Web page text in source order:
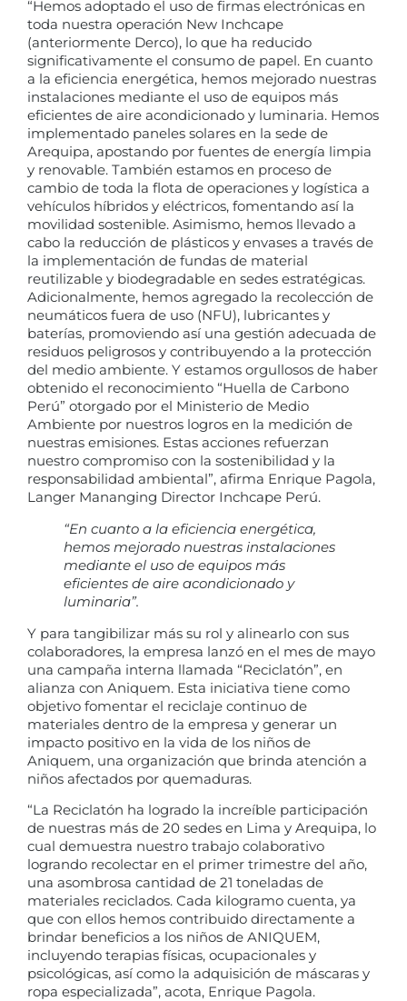
“Hemos adoptado el uso de firmas electrónicas en
toda nuestra operación New Inchcape
(anteriormente Derco), lo que ha reducido
significativamente el consumo de papel. En cuanto
a la eficiencia energética, hemos mejorado nuestras
instalaciones mediante el uso de equipos más
eficientes de aire acondicionado y luminaria. Hemos
implementado paneles solares en la sede de
Arequipa, apostando por fuentes de energía limpia
y renovable. También estamos en proceso de
cambio de toda la flota de operaciones y logística a
vehículos híbridos y eléctricos, fomentando así la
movilidad sostenible. Asimismo, hemos llevado a
cabo la reducción de plásticos y envases a través de
la implementación de fundas de material
reutilizable y biodegradable en sedes estratégicas.
Adicionalmente, hemos agregado la recolección de
neumáticos fuera de uso (NFU), lubricantes y
baterías, promoviendo así una gestión adecuada de
residuos peligrosos y contribuyendo a la protección
del medio ambiente. Y estamos orgullosos de haber
obtenido el reconocimiento “Huella de Carbono
Perú” otorgado por el Ministerio de Medio
Ambiente por nuestros logros en la medición de
nuestras emisiones. Estas acciones refuerzan
nuestro compromiso con la sostenibilidad y la
responsabilidad ambiental”, afirma Enrique Pagola,
Langer Mananging Director Inchcape Perú.
“En cuanto a la eficiencia energética,
hemos mejorado nuestras instalaciones
mediante el uso de equipos más
eficientes de aire acondicionado y
luminaria”.
Y para tangibilizar más su rol y alinearlo con sus
colaboradores, la empresa lanzó en el mes de mayo
una campaña interna llamada “Reciclatón”, en
alianza con Aniquem. Esta iniciativa tiene como
objetivo fomentar el reciclaje continuo de
materiales dentro de la empresa y generar un
impacto positivo en la vida de los niños de
Aniquem, una organización que brinda atención a
niños afectados por quemaduras.
“La Reciclatón ha logrado la increíble participación
de nuestras más de 20 sedes en Lima y Arequipa, lo
cual demuestra nuestro trabajo colaborativo
logrando recolectar en el primer trimestre del año,
una asombrosa cantidad de 21 toneladas de
materiales reciclados. Cada kilogramo cuenta, ya
que con ellos hemos contribuido directamente a
brindar beneficios a los niños de ANIQUEM,
incluyendo terapias físicas, ocupacionales y
psicológicas, así como la adquisición de máscaras y
ropa especializada”, acota, Enrique Pagola.